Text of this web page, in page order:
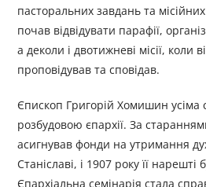
пасторальних завдань та
почав відвідувати парафії,
а деколи і двотижневі місії, коли
проповідував та сповідав.
Єпископ Григорій Хомишин
розбудовою єпархії. За
асигнував фонди на утримання
Станіславі, і 1907 року її нарешті
Єпархіальна семінарія стала